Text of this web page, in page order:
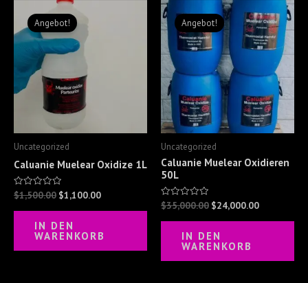
Angebot!
Uncategorized
Caluanie Muelear Oxidize 1L
Bewertet
mit
0
$1,500.00
Ursprünglicher
Preis
war:
$1,500.00
$1,100.00
IN DEN
WARENKORB
Angebot!
Uncategorized
Caluanie Muelear Oxidieren
50L
Bewertet
mit
0
$35,000.00
Ursprünglicher
Preis
war:
$35,000.00
$24,000.00
Aktueller
Preis
ist:
$24,000.00.
IN DEN
WARENKORB